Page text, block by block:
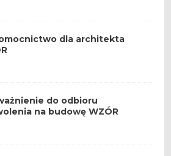
dla architekta
do odbioru
na budowę WZÓR